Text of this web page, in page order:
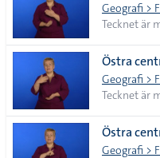
Geografi >
Tecknet är
Östra
Geografi >
Tecknet är
Östra
Geografi >